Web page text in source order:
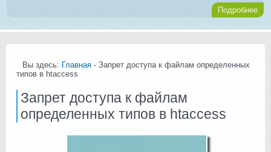
Подробнее
Вы здесь: Главная - Запрет доступа к файлам определенных
типов в htaccess
Запрет доступа к файлам
определенных типов в htaccess